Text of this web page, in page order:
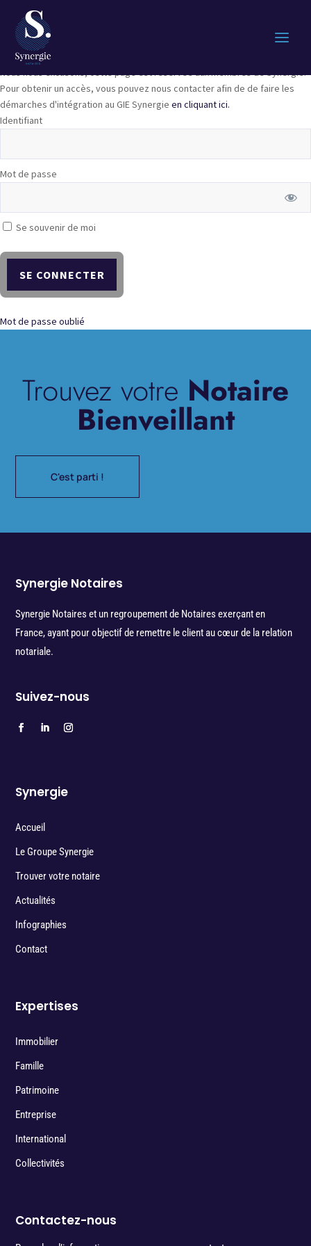
Nous nous excusons, cette page est réservée aux membres de Synergie.
Pour obtenir un accès, vous pouvez nous contacter afin de de faire les
démarches d'intégration au GIE Synergie en cliquant ici.
Identifiant
Mot de passe
Se souvenir de moi
Mot de passe oublié
Trouvez votre Notaire
Bienveillant
C'est parti !
Synergie Notaires
Synergie Notaires et un regroupement de Notaires exerçant en
France, ayant pour objectif de remettre le client au cœur de la relation
notariale.
Suivez-nous
Synergie
Accueil
Le Groupe Synergie
Trouver votre notaire
Actualités
Infographies
Contact
Expertises
Immobilier
Famille
Patrimoine
Entreprise
International
Collectivités
Contactez-nous